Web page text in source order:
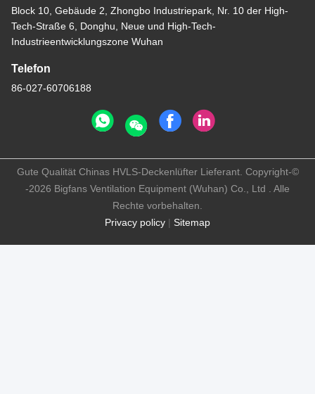
Block 10, Gebäude 2, Zhongbo Industriepark, Nr. 10 der High-
Tech-Straße 6, Donghu, Neue und High-Tech-
Industrieentwicklungszone Wuhan
Telefon
86-027-60706188
Privacy policy | Sitemap
Gute Qualität Chinas HVLS-Deckenlüfter Lieferant. Copyright-©
-2026 Bigfans Ventilation Equipment (Wuhan) Co., Ltd . Alle
Rechte vorbehalten.